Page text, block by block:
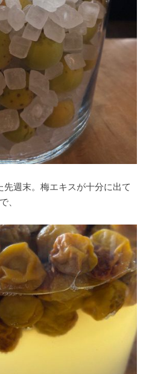
週末。梅エキスが十分に出て
、